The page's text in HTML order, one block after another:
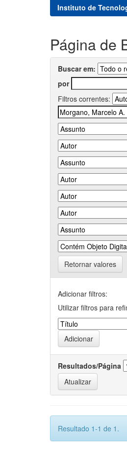
Instituto de
Página de
Buscar em:
por
Filtros correntes:
Retornar valores
Adicionar filtros:
Utilizar filtros para
Resultados/Página
Resultado 1-1 de 1.